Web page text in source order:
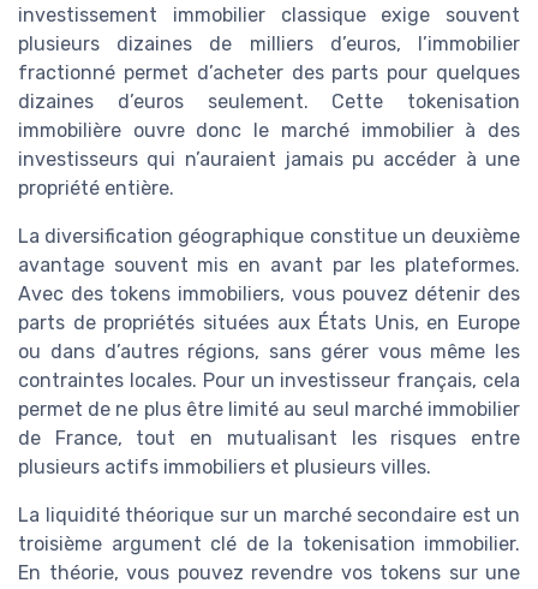
investissement immobilier classique exige souvent
plusieurs dizaines de milliers d’euros, l’immobilier
fractionné permet d’acheter des parts pour quelques
dizaines d’euros seulement. Cette tokenisation
immobilière ouvre donc le marché immobilier à des
investisseurs qui n’auraient jamais pu accéder à une
propriété entière.
La diversification géographique constitue un deuxième
avantage souvent mis en avant par les plateformes.
Avec des tokens immobiliers, vous pouvez détenir des
parts de propriétés situées aux États Unis, en Europe
ou dans d’autres régions, sans gérer vous même les
contraintes locales. Pour un investisseur français, cela
permet de ne plus être limité au seul marché immobilier
de France, tout en mutualisant les risques entre
plusieurs actifs immobiliers et plusieurs villes.
La liquidité théorique sur un marché secondaire est un
troisième argument clé de la tokenisation immobilier.
En théorie, vous pouvez revendre vos tokens sur une